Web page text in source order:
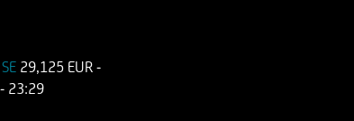
29,125 EUR -
- 23:29